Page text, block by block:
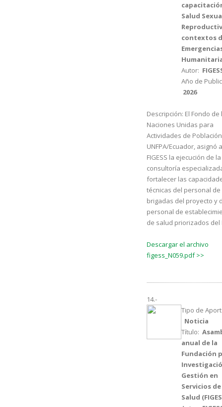
Salud
contextos
Autor:
Año de
2026
Descripción: El Fondo de
Naciones Unidas para
Actividades de
UNFPA/Ecuador, asignó a
FIGESS la ejecución de la
consultoría
fortalecer las
técnicas del personal de
brigadas del proyecto y
personal de
de salud priorizados del
Descargar el archivo
figess_N059.pdf >>
14.-
Tipo de
Noticia
Título:
anual de la
Fundación
Gestión en
Servicios de
Salud